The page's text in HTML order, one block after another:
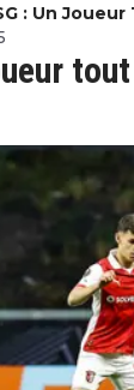
: Un